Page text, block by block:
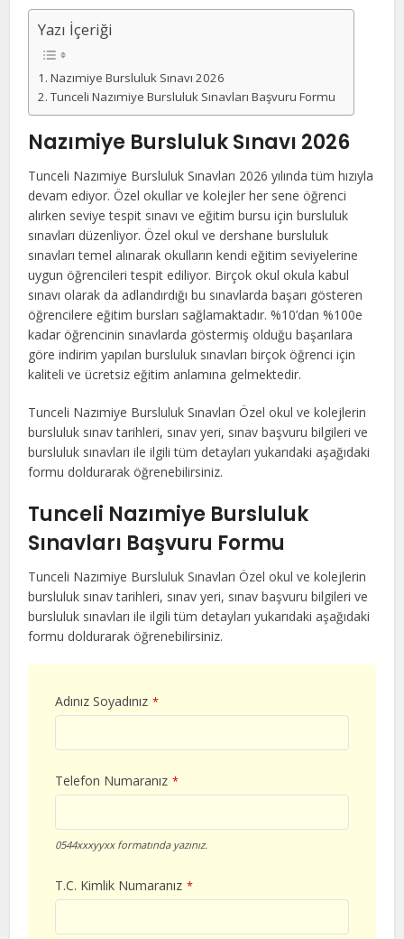
Yazı İçeriği
Nazımiye Bursluluk Sınavı 2026
Tunceli Nazımiye Bursluluk Sınavları Başvuru Formu
Nazımiye Bursluluk Sınavı 2026
Tunceli Nazımiye Bursluluk Sınavları 2026 yılında tüm hızıyla
devam ediyor. Özel okullar ve kolejler her sene öğrenci
alırken seviye tespit sınavı ve eğitim bursu için bursluluk
sınavları düzenliyor. Özel okul ve dershane bursluluk
sınavları temel alınarak okulların kendi eğitim seviyelerine
uygun öğrencileri tespit ediliyor. Birçok okul okula kabul
sınavı olarak da adlandırdığı bu sınavlarda başarı gösteren
öğrencilere eğitim bursları sağlamaktadır. %10’dan %100e
kadar öğrencinin sınavlarda göstermiş olduğu başarılara
göre indirim yapılan bursluluk sınavları birçok öğrenci için
kaliteli ve ücretsiz eğitim anlamına gelmektedir.
Tunceli Nazımiye Bursluluk Sınavları Özel okul ve kolejlerin
bursluluk sınav tarihleri, sınav yeri, sınav başvuru bilgileri ve
bursluluk sınavları ile ilgili tüm detayları yukarıdaki aşağıdaki
formu doldurarak öğrenebilirsiniz.
Tunceli Nazımiye Bursluluk
Sınavları Başvuru Formu
Tunceli Nazımiye Bursluluk Sınavları Özel okul ve kolejlerin
bursluluk sınav tarihleri, sınav yeri, sınav başvuru bilgileri ve
bursluluk sınavları ile ilgili tüm detayları yukarıdaki aşağıdaki
formu doldurarak öğrenebilirsiniz.
Adınız Soyadınız *
Telefon Numaranız *
0544xxxyyxx formatında yazınız.
T.C. Kimlik Numaranız *